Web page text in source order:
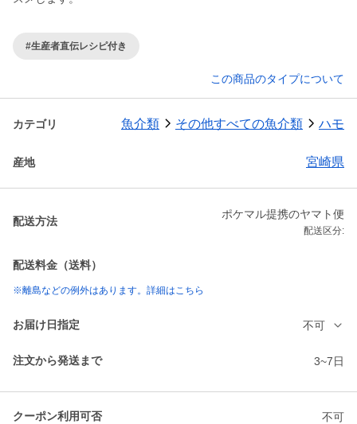
#生産者直伝レシピ付き
この商品のタイプについて
カテゴリ 魚介類 その他すべての魚介類 ハモ
産地 宮崎県
配送方法
ポケマル提携のヤマト便
配送区分:
配送料金（送料）
※離島などの例外はあります。詳細はこちら
お届け日指定 不可
注文から発送まで 3~7日
クーポン利用可否 不可